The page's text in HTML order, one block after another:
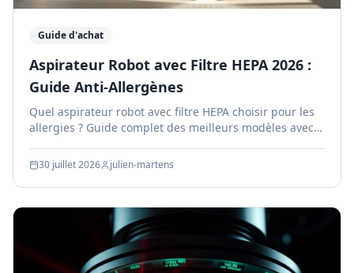
Guide d'achat
Aspirateur Robot avec Filtre HEPA 2026 :
Guide Anti-Allergènes
Quel aspirateur robot avec filtre HEPA choisir pour les
allergies ? Guide complet des meilleurs modèles avec
30 juillet 2026 julien-martens